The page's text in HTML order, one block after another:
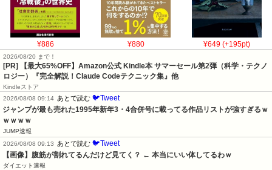
¥886 ¥880 ¥649 (+195pt)
2026/08/20 まで！
[PR]
【最大65%OFF】Amazon公式 Kindle本 サマーセール第2弾（科学・テクノ
ロジー）『完全解説！Claude Codeテクニック集』他
Kindleストア
2026/08/08 09:14 あとで読む 🐦Tweet
ジャンプが最も売れた1995年新年3・4合併号に載ってる作品リストが強すぎるｗ
ｗｗｗｗ
JUMP速報
2026/08/08 09:13
あとで読む 🐦Tweet
【画像】腹筋が割れてるんだけど見てく？ ← 本当にいい体してるわｗ
ダイエット速報